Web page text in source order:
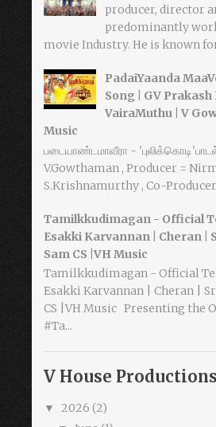
producer, director
predominantly
movie Industry. He is known
PadaiYaanda
Song | GV Prakash
VairaMuthu | V
Music
படையாண்டமாவீரா -
V.Gowthaman , Producer =
S.Krishnamurthy , Co-Producer
Tamilkkudimagan - Official
Esakki Karvannan | Cheran |
Sam CS |VH Music
Tamilkkudimagan - Official
Esakki Karvannan | Cheran |
CS |VH Music Presenting the
#Ta...
V House Productions
▼ 2026 (2)